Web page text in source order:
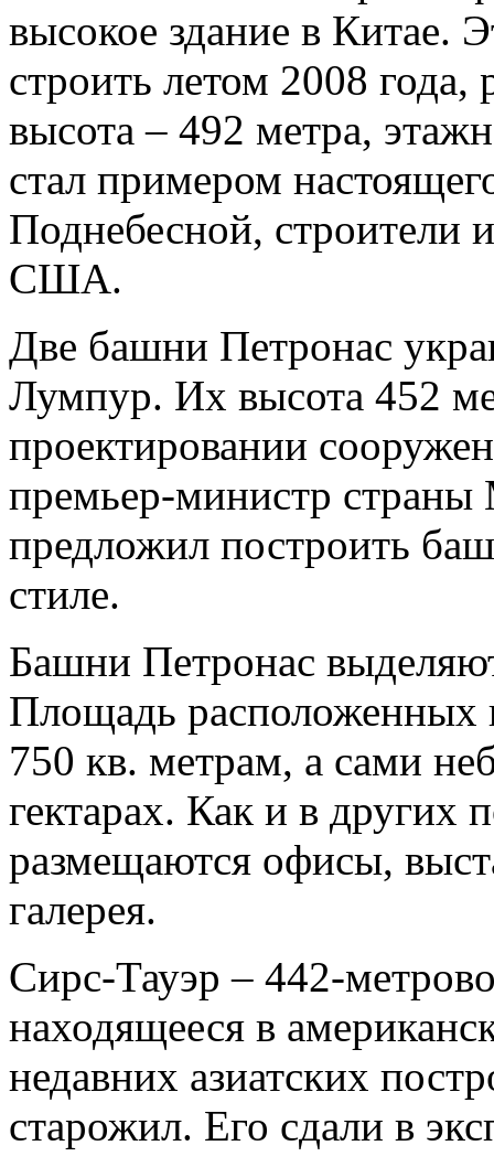
высокое здание в Китае.
строить летом 2008
высота – 492 метра,
стал примером
Поднебесной, строители
США.
Две башни Петронас
Лумпур. Их высота 452
проектировании
премьер-министр
предложил построить
стиле.
Башни Петронас
Площадь расположенных
750 кв. метрам, а сами
гектарах. Как и в других
размещаются офисы,
галерея.
Сирс-Тауэр – 442-
находящееся в
недавних азиатских
старожил. Его сдали в